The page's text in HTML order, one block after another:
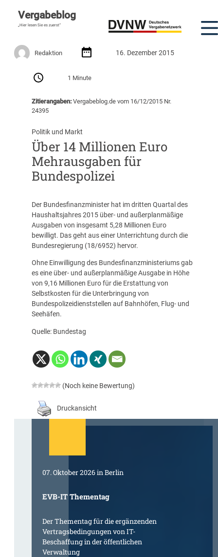
Vergabeblog
„Hier lesen Sie es zuerst“
Redaktion 16. Dezember 2015
1 Minute
Zitierangaben:Vergabeblog.de vom 16/12/2015 Nr.
24395
Politik und Markt
Über 14 Millionen Euro
Mehrausgaben für
Bundespolizei
Der Bundesfinanzminister hat im dritten Quartal des
Haushaltsjahres 2015 über- und außerplanmäßige
Ausgaben von insgesamt 5,28 Millionen Euro
bewilligt. Das geht aus einer Unterrichtung durch die
Bundesregierung (18/6952) hervor.
Ohne Einwilligung des Bundesfinanzministeriums gab
es eine über- und außerplanmäßige Ausgabe in Höhe
von 9,16 Millionen Euro für die Erstattung von
Selbstkosten für die Unterbringung von
Bundespolizeidienststellen auf Bahnhöfen, Flug- und
Seehäfen.
Quelle: Bundestag
(Noch keine Bewertung)
Druckansicht
07. Oktober 2026 in Berlin
EVB-IT Thementag
Der Thementag für die ergänzenden
Vertragsbedingungen von IT-
Beschaffung in der öffentlichen
Verwaltung